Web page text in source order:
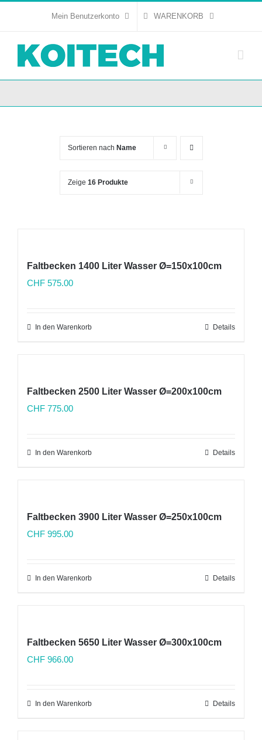
Mein Benutzerkonto WARENKORB
Sortieren nach Name
Zeige 16 Produkte
Faltbecken 1400 Liter Wasser Ø=150x100cm
CHF 575.00
In den Warenkorb Details
Faltbecken 2500 Liter Wasser Ø=200x100cm
CHF 775.00
In den Warenkorb Details
Faltbecken 3900 Liter Wasser Ø=250x100cm
CHF 995.00
In den Warenkorb Details
Faltbecken 5650 Liter Wasser Ø=300x100cm
CHF 966.00
In den Warenkorb Details